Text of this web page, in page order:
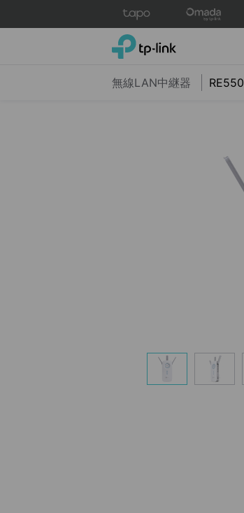
TP-Link, Reliably Smart
無線LAN中継器 RE550